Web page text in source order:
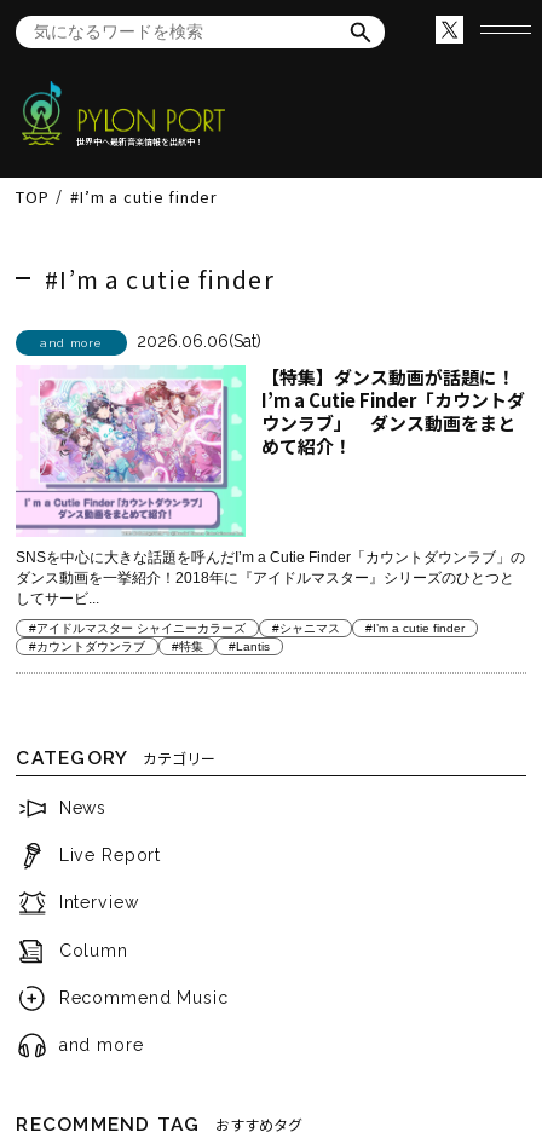
世界中へ最新音楽情報を出航中！
TOP #I’m a cutie finder
#I’m a cutie finder
and more 2026.06.06(Sat)
【特集】ダンス動画が話題に！
I’m a Cutie Finder「カウントダ
ウンラブ」 ダンス動画をまと
めて紹介！
SNSを中心に大きな話題を呼んだI’m a Cutie Finder「カウントダウンラブ」の
ダンス動画を一挙紹介！2018年に『アイドルマスター』シリーズのひとつと
してサービ...
#アイドルマスター シャイニーカラーズ #シャニマス
#I’m a cutie finder
#カウントダウンラブ
#特集 #Lantis
CATEGORY カテゴリー
News
Live Report
Interview
Column
Recommend Music
and more
RECOMMEND TAG おすすめタグ